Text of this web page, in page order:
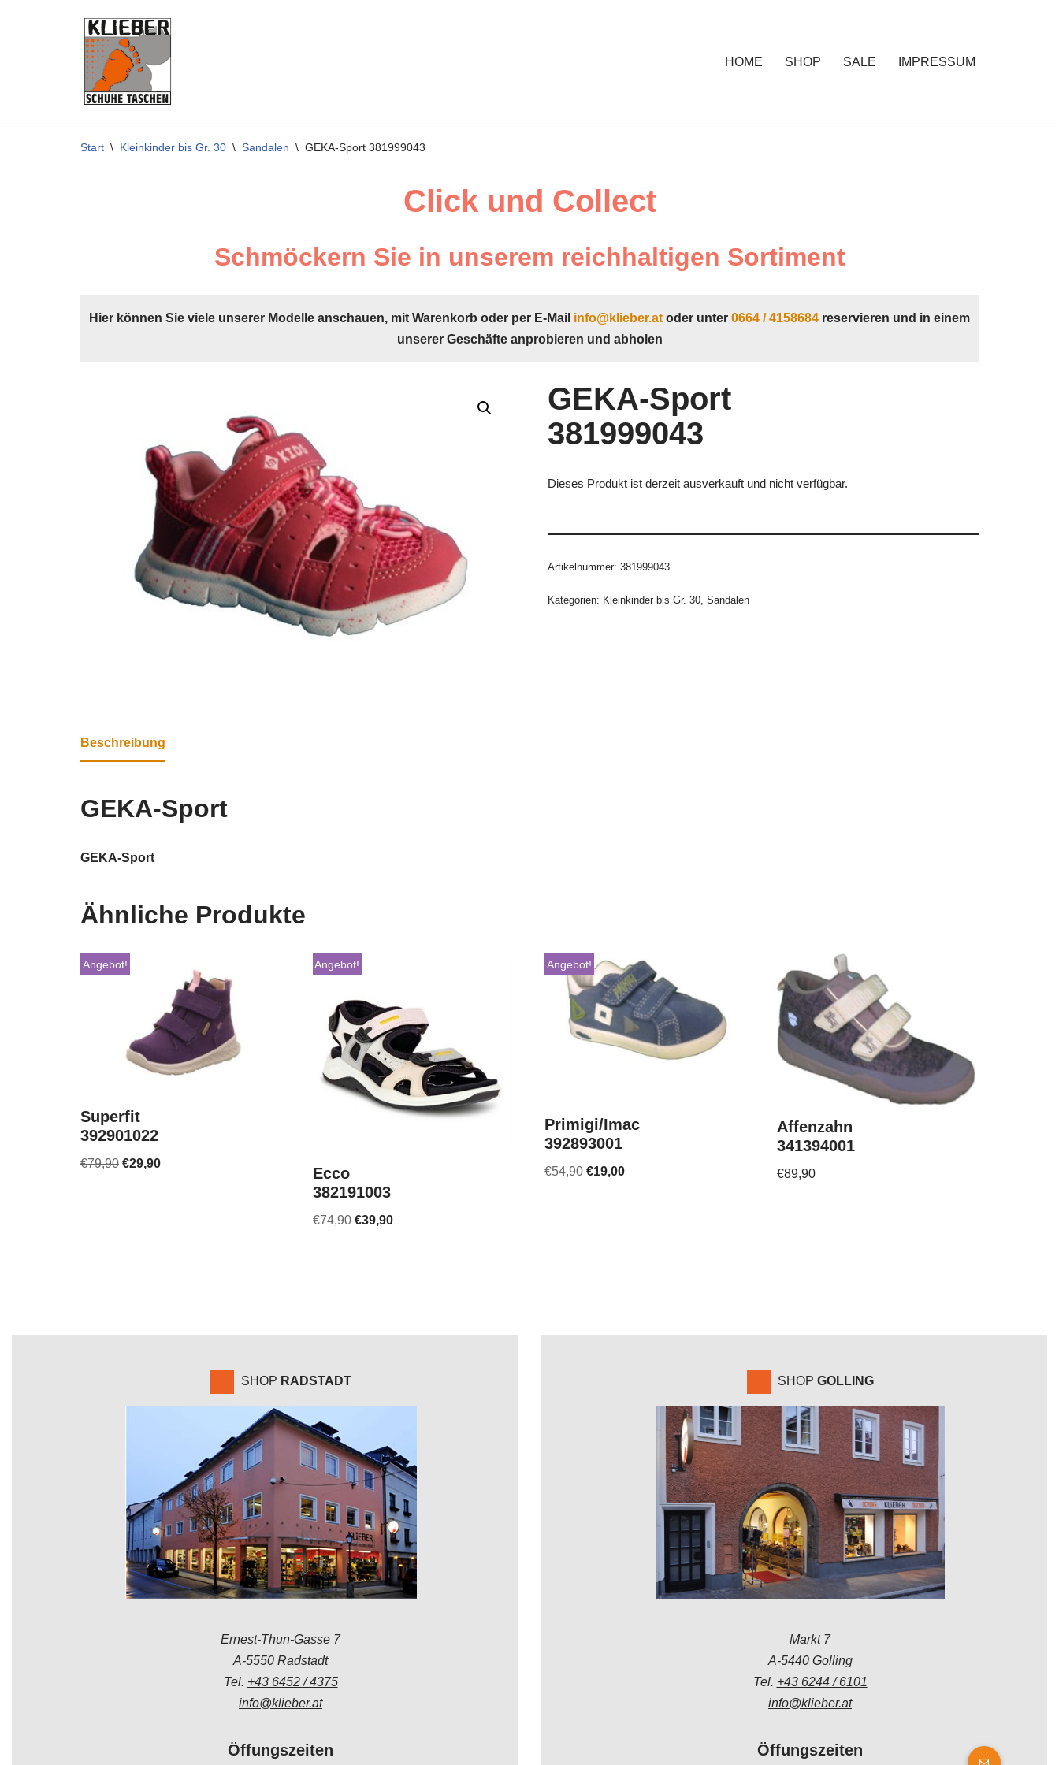
HOME SHOP SALE IMPRESSUM
Start \ Kleinkinder bis Gr. 30 \ Sandalen \ GEKA-Sport 381999043
Click und Collect
Schmöckern Sie in unserem reichhaltigen Sortiment
Hier können Sie viele unserer Modelle anschauen, mit Warenkorb oder per E-Mail info@klieber.at oder unter 0664 / 4158684 reservieren und in einem
unserer Geschäfte anprobieren und abholen
GEKA-Sport
381999043
Dieses Produkt ist derzeit ausverkauft und nicht verfügbar.
Artikelnummer: 381999043
Kategorien: Kleinkinder bis Gr. 30, Sandalen
Beschreibung
GEKA-Sport
GEKA-Sport
Ähnliche Produkte
Angebot!
Superfit
392901022
€79,90 €29,90
Angebot!
Ecco
382191003
€74,90 €39,90
Angebot!
Primigi/Imac
392893001
€54,90 €19,00
Affenzahn
341394001
€89,90
SHOP RADSTADT
Ernest-Thun-Gasse 7
A-5550 Radstadt
Tel. +43 6452 / 4375
info@klieber.at
Öffungszeiten
SHOP GOLLING
Markt 7
A-5440 Golling
Tel. +43 6244 / 6101
info@klieber.at
Öffungszeiten